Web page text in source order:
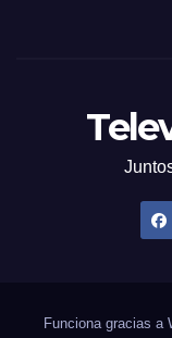
Funciona gracias a